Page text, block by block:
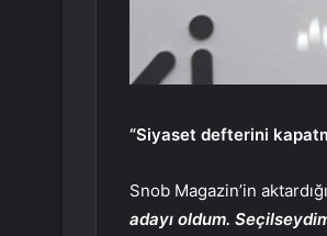
“Siyaset defterini
Snob Magazin’in
adayı oldum.